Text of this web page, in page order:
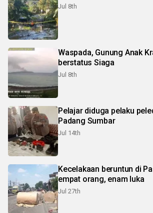
Jul 8th
Waspada, Gunung Anak
berstatus Siaga
Jul 8th
Pelajar diduga pelaku
Padang Sumbar
Jul 14th
Kecelakaan beruntun di
empat orang, enam luka
Jul 27th